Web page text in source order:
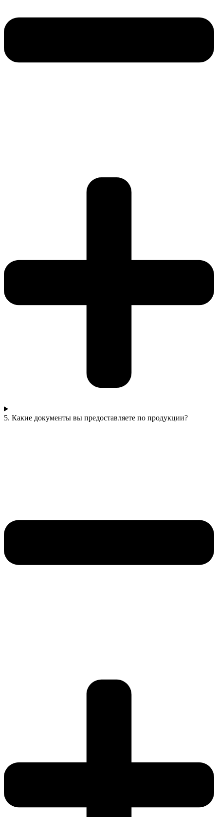
5. Какие документы вы предоставляете по продукции?